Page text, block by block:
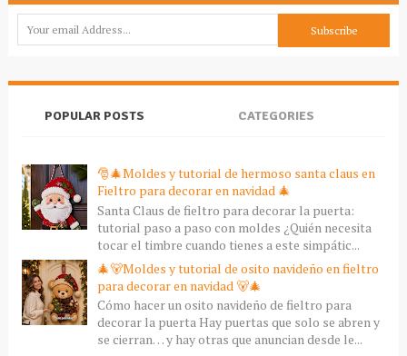
POPULAR POSTS CATEGORIES
🎅🎄Moldes y tutorial de hermoso santa claus en
Fieltro para decorar en navidad 🎄
Santa Claus de fieltro para decorar la puerta:
tutorial paso a paso con moldes ¿Quién necesita
tocar el timbre cuando tienes a este simpátic...
🎄🐻Moldes y tutorial de osito navideño en fieltro
para decorar en navidad 🐻🎄
Cómo hacer un osito navideño de fieltro para
decorar la puerta Hay puertas que solo se abren y
se cierran… y hay otras que anuncian desde le...